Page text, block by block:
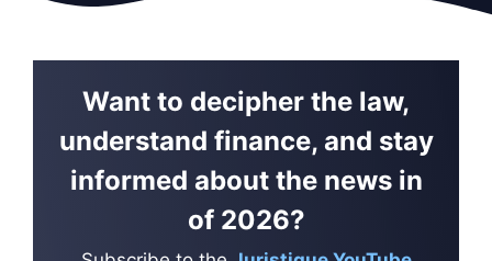
Want to decipher the law,
understand finance, and stay
informed about the news in
of 2026?